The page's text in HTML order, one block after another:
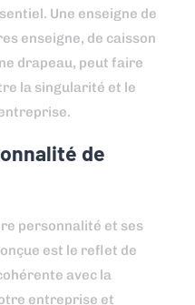
Une enseigne de
enseigne, de caisson
drapeau, peut faire
la singularité et le
de
personnalité et ses
est le reflet de
avec la
entreprise et